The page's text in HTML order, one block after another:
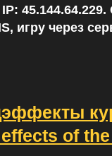
45.144.64.229.
игру через
of